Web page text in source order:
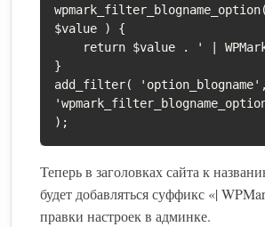
$value ) {
}
add_filter(
Теперь в заголовках сайта к
будет добавляться суффикс «|
правки настроек в админке.